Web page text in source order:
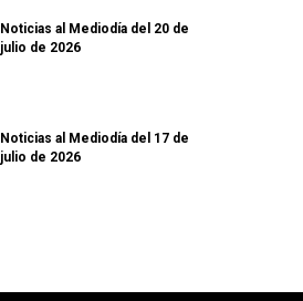
Noticias al Mediodía del 20 de
julio de 2026
Noticias al Mediodía del 17 de
julio de 2026